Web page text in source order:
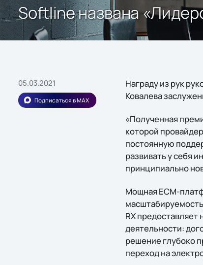
Softline названа
05.03.2021
Подписаться в MAX
Награду из рук
Ковалева
«Полученная
которой
постоянную
развивать у себя
принципиально
Мощная ECM-
RX
деятельности:
решение глубоко
переход на